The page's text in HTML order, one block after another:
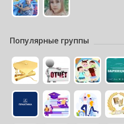
Популярные группы